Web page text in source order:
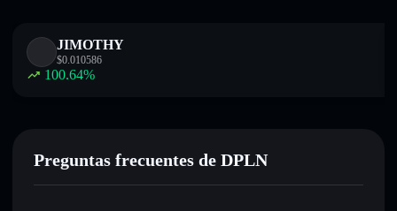
JIMOTHY
$0.010586
100.64%
Preguntas frecuentes de DPLN